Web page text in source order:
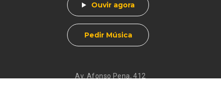
Av. Afonso Pena, 412
Ouvir agora
Pedir Música